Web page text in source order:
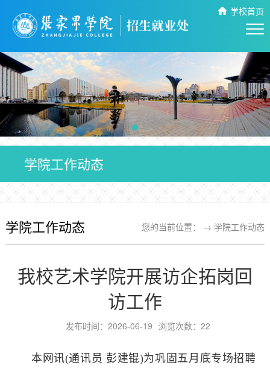
学校首页
学院工作动态
学院工作动态 您的当前位置： → 学院工作动态
我校艺术学院开展访企拓岗回
访工作
发布时间：2026-06-19 浏览次数： 22
本网讯(通讯员 彭建锟)为巩固五月底专场招聘